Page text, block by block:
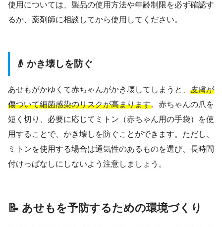
使用については、製品の使用方法や年齢制限を必ず確認す
るか、薬剤師に相談してから使用してください。
👴 かき壊しを防ぐ
あせもがかゆくて赤ちゃんがかき壊してしまうと、 皮膚が
傷ついて細菌感染のリスクが高まります。赤ちゃんの爪を
短く切り、必要に応じてミトン（赤ちゃん用の手袋）を使
用することで、かき壊しを防ぐことができます。ただし、
ミトンを使用する場合は通気性のあるものを選び、長時間
付けっぱなしにしないよう注意しましょう。
📝 あせもを予防するための環境づくり